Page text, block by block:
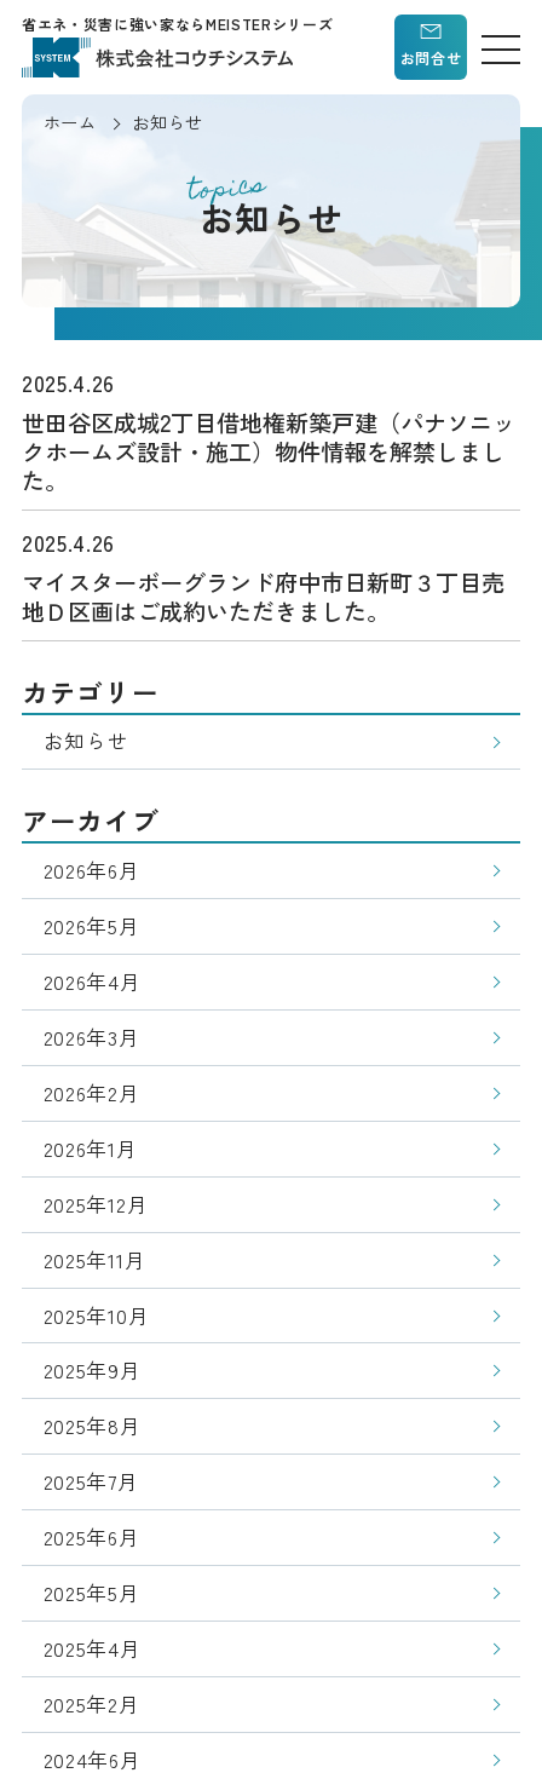
省エネ・災害に強い家ならMEISTERシリーズ
お問合せ
ホーム お知らせ
topics
お知らせ
2025.4.26
世田谷区成城2丁目借地権新築戸建（パナソニッ
クホームズ設計・施工）物件情報を解禁しまし
た。
2025.4.26
マイスターボーグランド府中市日新町３丁目売
地Ｄ区画はご成約いただきました。
カテゴリー
お知らせ
アーカイブ
2026年6月
2026年5月
2026年4月
2026年3月
2026年2月
2026年1月
2025年12月
2025年11月
2025年10月
2025年9月
2025年8月
2025年7月
2025年6月
2025年5月
2025年4月
2025年2月
2024年6月